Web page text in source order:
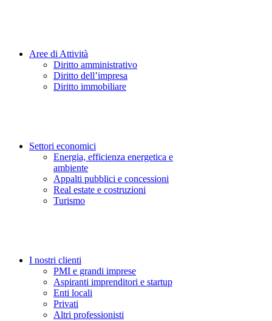
Aree di Attività
Diritto amministrativo
Diritto dell’impresa
Diritto immobiliare
Settori economici
Energia, efficienza energetica e
ambiente
Appalti pubblici e concessioni
Real estate e costruzioni
Turismo
I nostri clienti
PMI e grandi imprese
Aspiranti imprenditori e startup
Enti locali
Privati
Altri professionisti